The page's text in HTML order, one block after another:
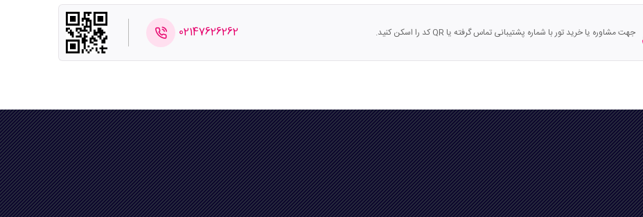
جهت مشاوره یا خرید تور با شماره پشتیبانی تماس گرفته یا QR کد را اسکن کنید. 02147626262